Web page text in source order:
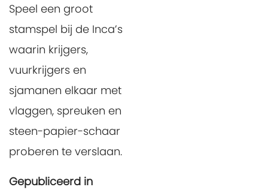
Speel een groot
stamspel bij de Inca’s
waarin krijgers,
vuurkrijgers en
sjamanen elkaar met
vlaggen, spreuken en
steen-papier-schaar
proberen te verslaan.
Gepubliceerd in